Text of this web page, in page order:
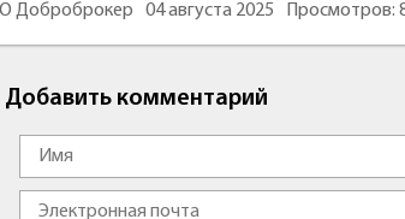
Доброброкер 04 августа 2025 Просмотров:
Добавить комментарий